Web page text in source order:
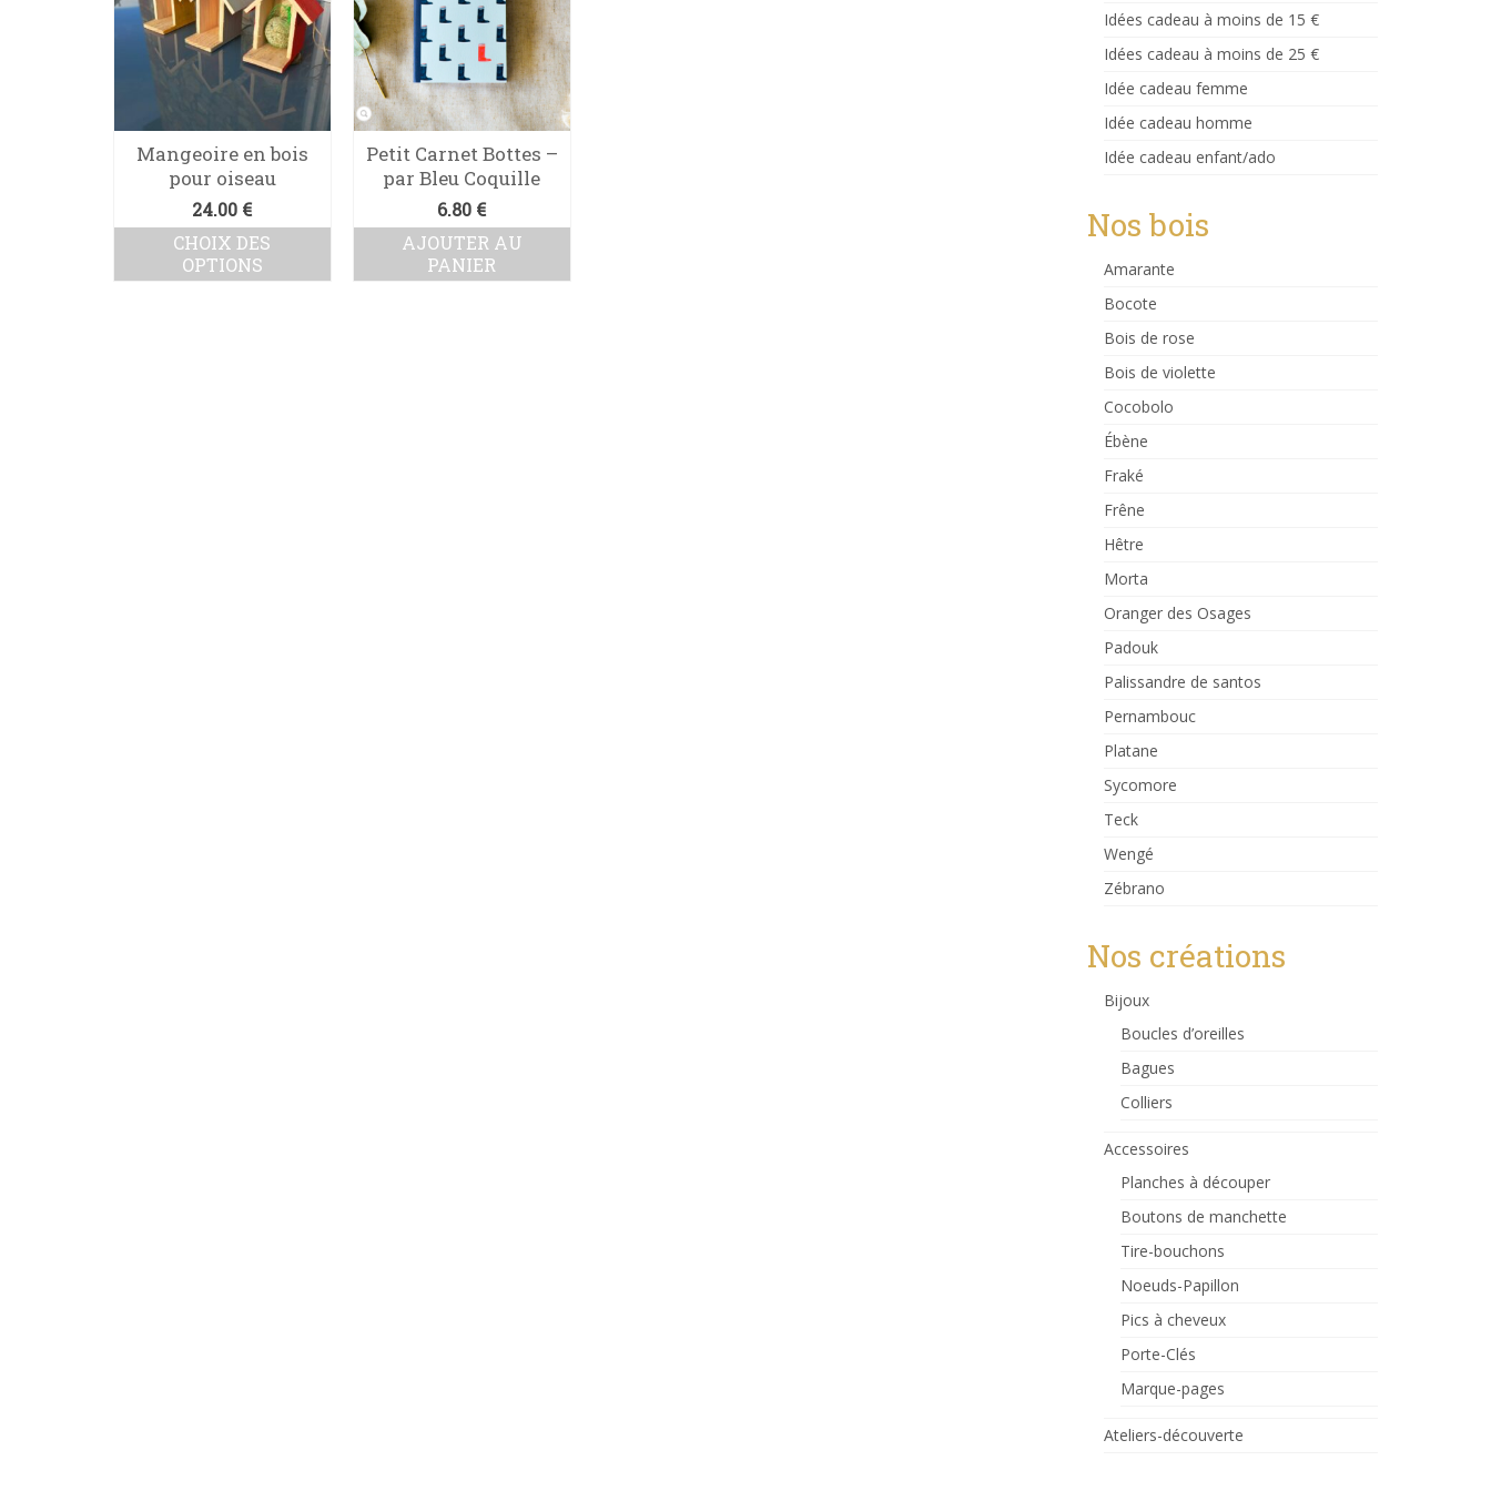
Mangeoire en bois
pour oiseau
24.00 €
CHOIX DES
OPTIONS
Petit Carnet Bottes –
par Bleu Coquille
6.80 €
AJOUTER AU
PANIER
Idées cadeau à moins de 15 €
Idées cadeau à moins de 25 €
Idée cadeau femme
Idée cadeau homme
Idée cadeau enfant/ado
Nos bois
Amarante
Bocote
Bois de rose
Bois de violette
Cocobolo
Ébène
Fraké
Frêne
Hêtre
Morta
Oranger des Osages
Padouk
Palissandre de santos
Pernambouc
Platane
Sycomore
Teck
Wengé
Zébrano
Nos créations
Bijoux
Boucles d’oreilles
Bagues
Colliers
Accessoires
Planches à découper
Boutons de manchette
Tire-bouchons
Noeuds-Papillon
Pics à cheveux
Porte-Clés
Marque-pages
Ateliers-découverte